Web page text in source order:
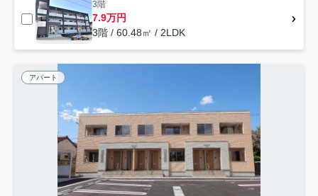
3階
7.9万円
3階 / 60.48㎡ / 2LDK
アパート